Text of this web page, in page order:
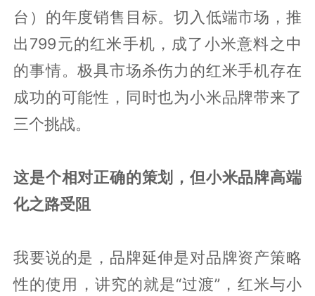
台）的年度销售目标。切入低端市场，推
出799元的红米手机，成了小米意料之中
的事情。极具市场杀伤力的红米手机存在
成功的可能性，同时也为小米品牌带来了
三个挑战。
这是个相对正确的策划，但小米品牌高端
化之路受阻
我要说的是，品牌延伸是对品牌资产策略
性的使用，讲究的就是“过渡”，红米与小